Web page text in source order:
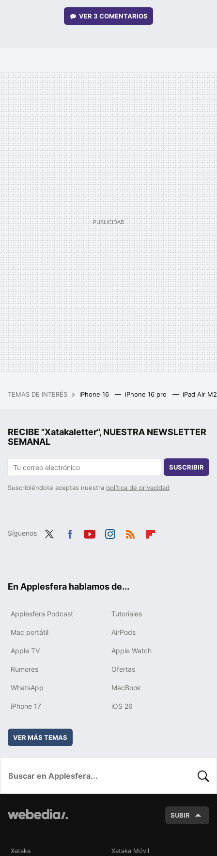
VER 3 COMENTARIOS
TEMAS DE INTERÉS iPhone 16 iPhone 16 pro iPad Air
RECIBE "Xatakaletter", NUESTRA NEWSLETTER
SEMANAL
SUSCRIBIR
Suscribiéndote aceptas nuestra política de privacidad
Síguenos
En Applesfera hablamos de...
Applesfera Podcast Tutoriales
Mac portátil AirPods
Apple TV Apple Watch
Rumores Ofertas
WhatsApp MacBook
iPhone 17 iOS 26
VER MÁS TEMAS
SUBIR
Xataka Xataka Móvil